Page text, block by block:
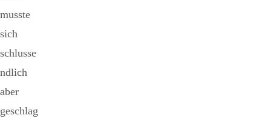
musste
sich
schlusse
ndlich
aber
geschlag